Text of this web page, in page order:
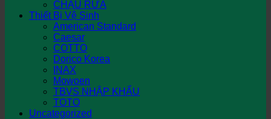
CHẬU RỬA
Thiết Bị Vệ Sinh
American Standard
Caesar
COTTO
Dorico Korea
INAX
Mowoen
TBVS NHẬP KHẨU
TOTO
Uncategorized